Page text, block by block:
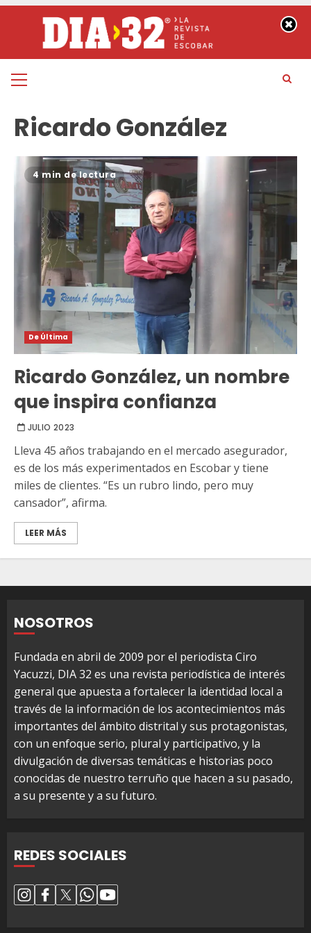
contenido
Menú
Ricardo González
4 min de lectura
De Última
Ricardo González, un nombre
que inspira confianza
JULIO 2023
Lleva 45 años trabajando en el mercado asegurador,
es de los más experimentados en Escobar y tiene
miles de clientes. “Es un rubro lindo, pero muy
cansador”, afirma.
LEER MÁS
NOSOTROS
Fundada en abril de 2009 por el periodista Ciro
Yacuzzi, DIA 32 es una revista periodística de interés
general que apuesta a fortalecer la identidad local a
través de la información de los acontecimientos más
importantes del ámbito distrital y sus protagonistas,
con un enfoque serio, plural y participativo, y la
divulgación de diversas temáticas e historias poco
conocidas de nuestro terruño que hacen a su pasado,
a su presente y a su futuro.
REDES SOCIALES